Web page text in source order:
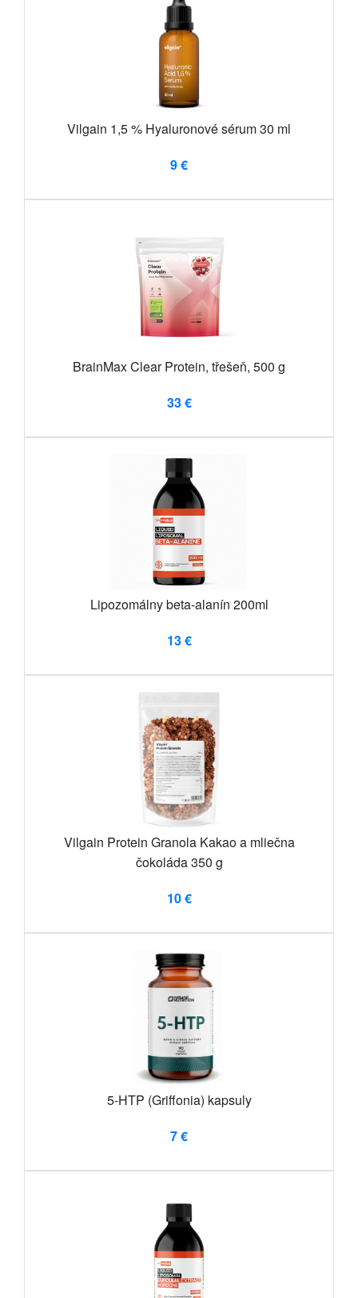
Vilgain 1,5 % Hyaluronové sérum 30 ml
9 €
BrainMax Clear Protein, třešeň, 500 g
33 €
Lipozomálny beta-alanín 200ml
13 €
Vilgain Protein Granola Kakao a mliečna
čokoláda 350 g
10 €
5-HTP (Griffonia) kapsuly
7 €